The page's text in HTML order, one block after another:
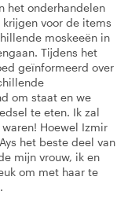
het onderhandelen
voor de items
moskeeën in
Tijdens het
geïnformeerd over
om staat en we
te eten. Ik zal
Hoewel Izmir
het beste deel van
mijn vrouw, ik en
om met haar te